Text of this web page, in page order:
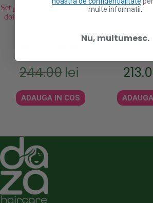
Set pentru ingrijirea corpului in
doi pasi Boucleme Bodycare
244.00 lei
Prețul
inițial
fost:
244.00lei.
Prețul
curent
183.00lei.
ADAUGA IN COS
Kit de calatorie
multe informatii.
Nu, multumesc.